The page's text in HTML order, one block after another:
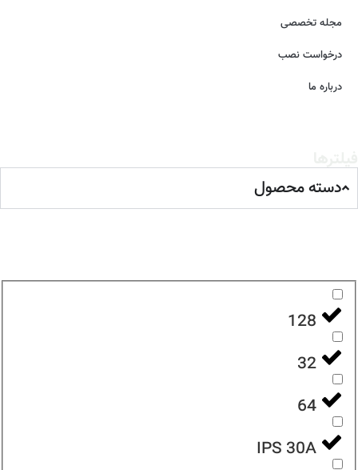
مجله تخصصی
درخواست نصب
درباره ما
دسته محصول
128
32
64
IPS 30A